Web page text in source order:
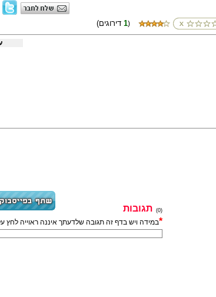
1)
(0)
תגובות
*במידה ויש בדף זה תגובה שלדעתך איננה ראוייה